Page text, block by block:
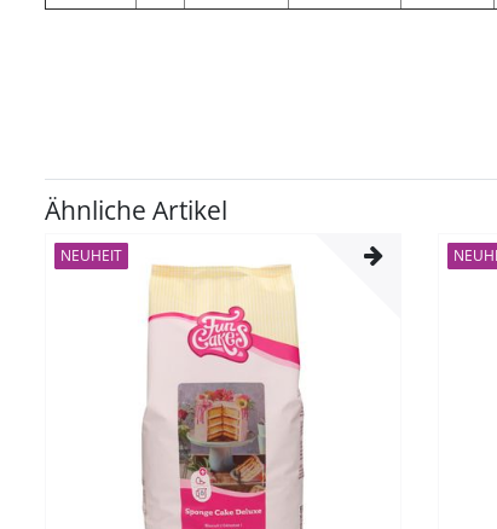
Ähnliche Artikel
NEUHEIT